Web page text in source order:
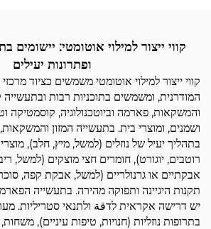
קווי ייצור למילוי אוטומטי: יישומים
ופתרונות יעילים
קווי ייצור למילוי אוטומטי משמשים כציוד
המודרנית, ומשמשים בתוכניות רבות ובתעשייה
והמשקאות, פארמה וביוטכנולוגיה, קוסמטיקה
ושמנים, ומוצרי בית. בתעשייה המזון והמשקאות,
בתהליך יעיל של נוזלים (למשל, מיץ, חלב),
רוטבים, יוגורט), חומרים חצי מוצקים (למשל,
אבקתיים או גרנולריים (למשל, אבקת קפה,
תקנות היגיינה ותפוקה מהירה. בתעשייה
יש דרישה אקראית לדقة ולתנאי סטריליות.
בתרופות נוזליות (חנויות, טיפות עיניים),